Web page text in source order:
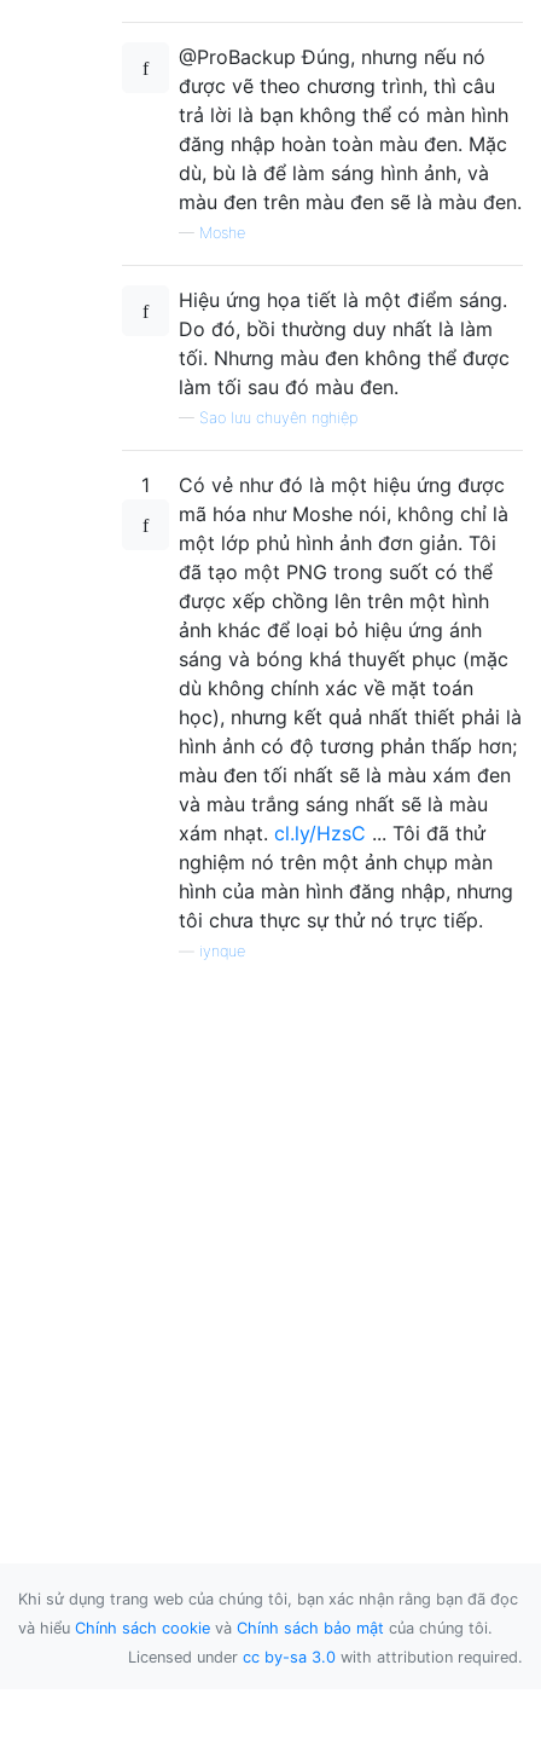
@ProBackup Đúng, nhưng nếu nó
được vẽ theo chương trình, thì câu
trả lời là bạn không thể có màn hình
đăng nhập hoàn toàn màu đen. Mặc
dù, bù là để làm sáng hình ảnh, và
màu đen trên màu đen sẽ là màu đen.
— Moshe
Hiệu ứng họa tiết là một điểm sáng.
Do đó, bồi thường duy nhất là làm
tối. Nhưng màu đen không thể được
làm tối sau đó màu đen.
— Sao lưu chuyên nghiệp
1
Có vẻ như đó là một hiệu ứng được
mã hóa như Moshe nói, không chỉ là
một lớp phủ hình ảnh đơn giản. Tôi
đã tạo một PNG trong suốt có thể
được xếp chồng lên trên một hình
ảnh khác để loại bỏ hiệu ứng ánh
sáng và bóng khá thuyết phục (mặc
dù không chính xác về mặt toán
học), nhưng kết quả nhất thiết phải là
hình ảnh có độ tương phản thấp hơn;
màu đen tối nhất sẽ là màu xám đen
và màu trắng sáng nhất sẽ là màu
xám nhạt. cl.ly/HzsC ... Tôi đã thử
nghiệm nó trên một ảnh chụp màn
hình của màn hình đăng nhập, nhưng
tôi chưa thực sự thử nó trực tiếp.
iynque
Khi sử dụng trang web của chúng tôi, bạn xác nhận rằng bạn đã đọc
và hiểu Chính sách cookie và Chính sách bảo mật của chúng tôi.
Licensed under cc by-sa 3.0 with attribution required.